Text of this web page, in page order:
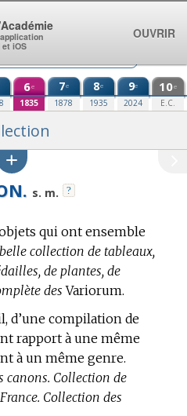
6e
1835
7e
1878
8e
1935
9e
2024
10e
E.C.
s. m. ?
qui ont ensemble
collection de tableaux,
de plantes, de
desVariorum.
d’une compilation de
rapport à une même
à un même genre.
canons. Collection de
Collection des
iOS
OUVRIR